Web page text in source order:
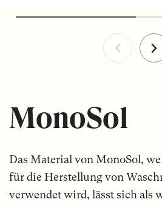
MonoSol
Das Material von MonoSol,
für die Herstellung von
verwendet wird, lässt sich als